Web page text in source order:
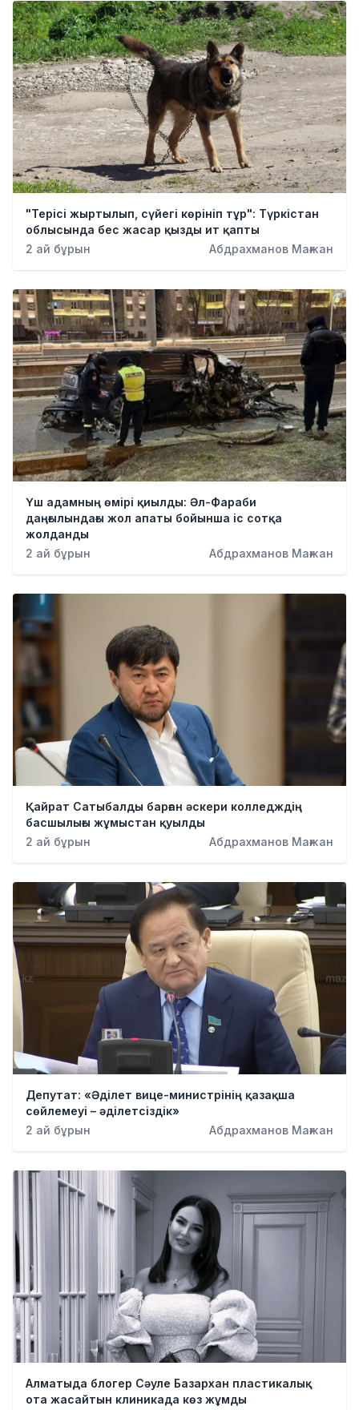
"Терісі жыртылып, сүйегі көрініп тұр": Түркістан
облысында бес жасар қызды ит қапты
2 ай бұрын
Абдрахманов Мағжан
Үш адамның өмірі қиылды: Әл-Фараби
даңғылындағы жол апаты бойынша іс сотқа
жолданды
2 ай бұрын
Абдрахманов Мағжан
Қайрат Сатыбалды барған әскери колледждің
басшылығы жұмыстан қуылды
2 ай бұрын
Абдрахманов Мағжан
Депутат: «Әділет вице-министрінің қазақша
сөйлемеуі – әділетсіздік»
2 ай бұрын
Абдрахманов Мағжан
Алматыда блогер Сәуле Базархан пластикалық
ота жасайтын клиникада көз жұмды